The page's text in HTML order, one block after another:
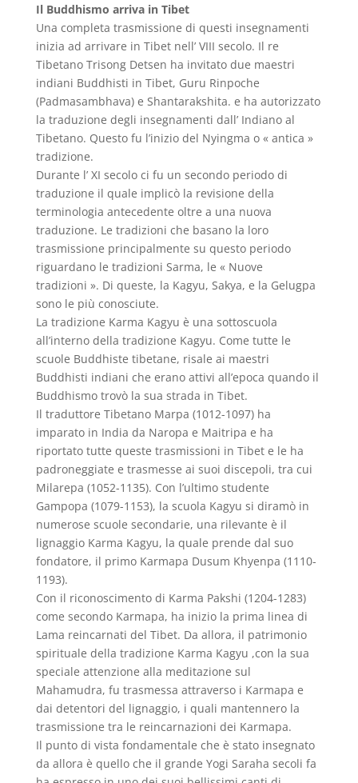
Il Buddhismo arriva in Tibet
Una completa trasmissione di questi insegnamenti
inizia ad arrivare in Tibet nell’ VIII secolo. Il re
Tibetano Trisong Detsen ha invitato due maestri
indiani Buddhisti in Tibet, Guru Rinpoche
(Padmasambhava) e Shantarakshita. e ha autorizzato
la traduzione degli insegnamenti dall’ Indiano al
Tibetano. Questo fu l’inizio del Nyingma o « antica »
tradizione.
Durante l’ XI secolo ci fu un secondo periodo di
traduzione il quale implicò la revisione della
terminologia antecedente oltre a una nuova
traduzione. Le tradizioni che basano la loro
trasmissione principalmente su questo periodo
riguardano le tradizioni Sarma, le « Nuove
tradizioni ». Di queste, la Kagyu, Sakya, e la Gelugpa
sono le più conosciute.
La tradizione Karma Kagyu è una sottoscuola
all’interno della tradizione Kagyu. Come tutte le
scuole Buddhiste tibetane, risale ai maestri
Buddhisti indiani che erano attivi all’epoca quando il
Buddhismo trovò la sua strada in Tibet.
Il traduttore Tibetano Marpa (1012-1097) ha
imparato in India da Naropa e Maitripa e ha
riportato tutte queste trasmissioni in Tibet e le ha
padroneggiate e trasmesse ai suoi discepoli, tra cui
Milarepa (1052-1135). Con l’ultimo studente
Gampopa (1079-1153), la scuola Kagyu si diramò in
numerose scuole secondarie, una rilevante è il
lignaggio Karma Kagyu, la quale prende dal suo
fondatore, il primo Karmapa Dusum Khyenpa (1110-
1193).
Con il riconoscimento di Karma Pakshi (1204-1283)
come secondo Karmapa, ha inizio la prima linea di
Lama reincarnati del Tibet. Da allora, il patrimonio
spirituale della tradizione Karma Kagyu ,con la sua
speciale attenzione alla meditazione sul
Mahamudra, fu trasmessa attraverso i Karmapa e
dai detentori del lignaggio, i quali mantennero la
trasmissione tra le reincarnazioni dei Karmapa.
Il punto di vista fondamentale che è stato insegnato
da allora è quello che il grande Yogi Saraha secoli fa